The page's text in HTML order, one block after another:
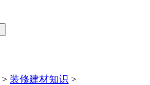
> 装修建材知识 >